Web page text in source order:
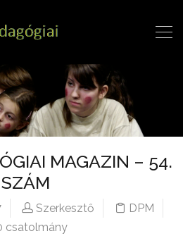
MAGAZIN – 54.
SZÁM
Szerkesztő
DPM
csatolmány